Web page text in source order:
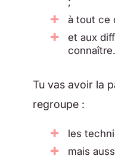
à tout ce
et aux
connaître.
Tu vas avoir la
regroupe :
les
mais